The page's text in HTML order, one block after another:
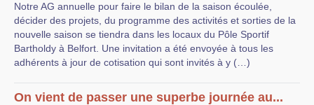
Notre AG annuelle pour faire le bilan de la saison écoulée,
décider des projets, du programme des activités et sorties de la
nouvelle saison se tiendra dans les locaux du Pôle Sportif
Bartholdy à Belfort. Une invitation a été envoyée à tous les
adhérents à jour de cotisation qui sont invités à y (…)
On vient de passer une superbe journée au...